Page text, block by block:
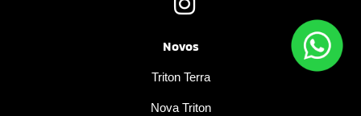
Novos
Triton Terra
Nova Triton